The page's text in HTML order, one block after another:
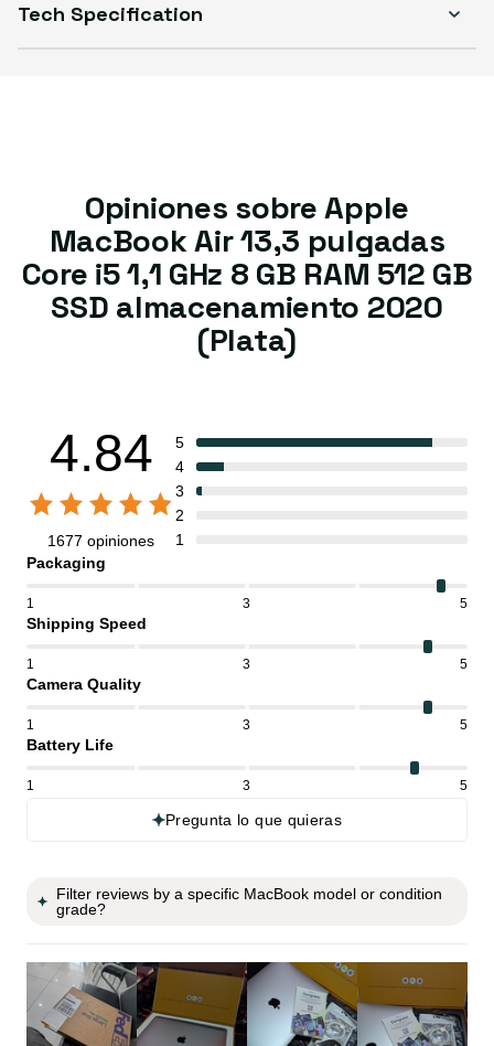
Tech Specification
Opiniones sobre Apple
MacBook Air 13,3 pulgadas
Core i5 1,1 GHz 8 GB RAM 512 GB
SSD almacenamiento 2020
(Plata)
4.84
1677 opiniones
5
4
3
2
1
Packaging
1 3 5
Shipping Speed
1 3 5
Camera Quality
1 3 5
Battery Life
1 3 5
Pregunta lo que quieras
Filter reviews by a specific MacBook model or condition
grade?